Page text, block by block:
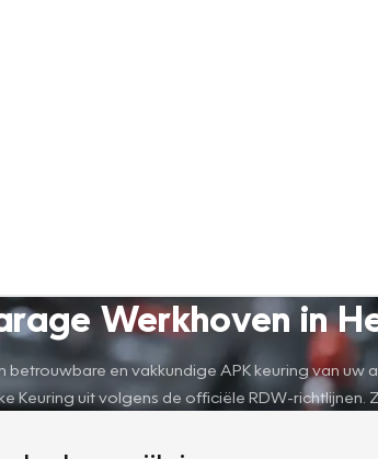
Werkhoven in
en vakkundige APK keuring van
Keuring uit volgens de officiële RDW-